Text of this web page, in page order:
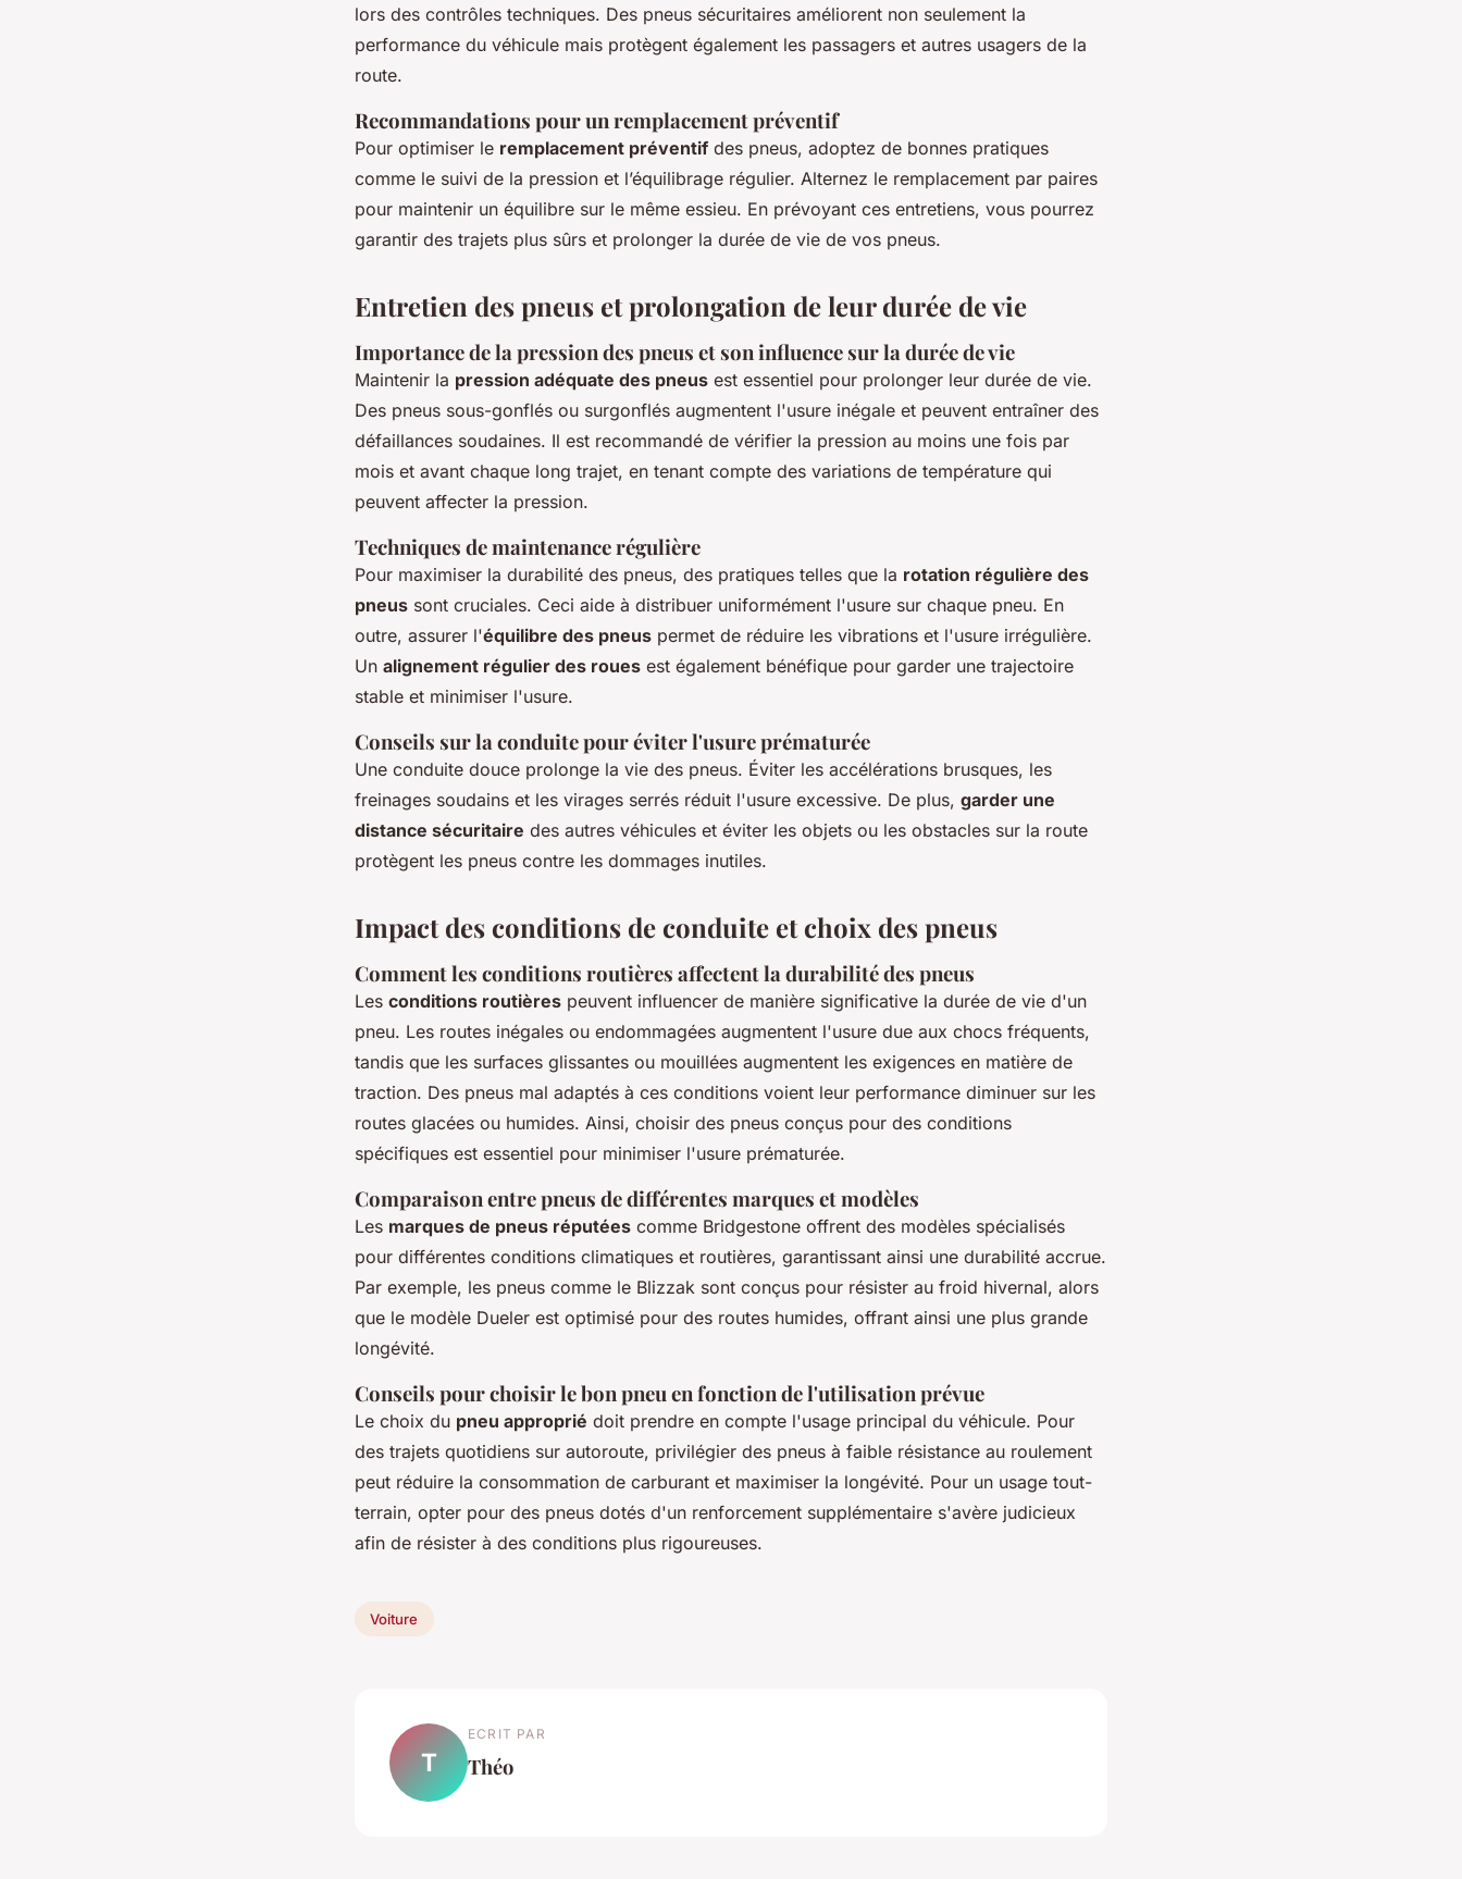
lors des contrôles techniques. Des pneus sécuritaires améliorent non seulement la
performance du véhicule mais protègent également les passagers et autres usagers de la
route.
Recommandations pour un remplacement préventif
Pour optimiser le remplacement préventif des pneus, adoptez de bonnes pratiques
comme le suivi de la pression et l’équilibrage régulier. Alternez le remplacement par paires
pour maintenir un équilibre sur le même essieu. En prévoyant ces entretiens, vous pourrez
garantir des trajets plus sûrs et prolonger la durée de vie de vos pneus.
Entretien des pneus et prolongation de leur durée de vie
Importance de la pression des pneus et son influence sur la durée de vie
Maintenir la pression adéquate des pneus est essentiel pour prolonger leur durée de vie.
Des pneus sous-gonflés ou surgonflés augmentent l'usure inégale et peuvent entraîner des
défaillances soudaines. Il est recommandé de vérifier la pression au moins une fois par
mois et avant chaque long trajet, en tenant compte des variations de température qui
peuvent affecter la pression.
Techniques de maintenance régulière
Pour maximiser la durabilité des pneus, des pratiques telles que la rotation régulière des
pneus sont cruciales. Ceci aide à distribuer uniformément l'usure sur chaque pneu. En
outre, assurer l'équilibre des pneus permet de réduire les vibrations et l'usure irrégulière.
Un alignement régulier des roues est également bénéfique pour garder une trajectoire
stable et minimiser l'usure.
Conseils sur la conduite pour éviter l'usure prématurée
Une conduite douce prolonge la vie des pneus. Éviter les accélérations brusques, les
freinages soudains et les virages serrés réduit l'usure excessive. De plus, garder une
distance sécuritaire des autres véhicules et éviter les objets ou les obstacles sur la route
protègent les pneus contre les dommages inutiles.
Impact des conditions de conduite et choix des pneus
Comment les conditions routières affectent la durabilité des pneus
Les conditions routières peuvent influencer de manière significative la durée de vie d'un
pneu. Les routes inégales ou endommagées augmentent l'usure due aux chocs fréquents,
tandis que les surfaces glissantes ou mouillées augmentent les exigences en matière de
traction. Des pneus mal adaptés à ces conditions voient leur performance diminuer sur les
routes glacées ou humides. Ainsi, choisir des pneus conçus pour des conditions
spécifiques est essentiel pour minimiser l'usure prématurée.
Comparaison entre pneus de différentes marques et modèles
Les marques de pneus réputées comme Bridgestone offrent des modèles spécialisés
pour différentes conditions climatiques et routières, garantissant ainsi une durabilité accrue.
Par exemple, les pneus comme le Blizzak sont conçus pour résister au froid hivernal, alors
que le modèle Dueler est optimisé pour des routes humides, offrant ainsi une plus grande
longévité.
Conseils pour choisir le bon pneu en fonction de l'utilisation prévue
Le choix du pneu approprié doit prendre en compte l'usage principal du véhicule. Pour
des trajets quotidiens sur autoroute, privilégier des pneus à faible résistance au roulement
peut réduire la consommation de carburant et maximiser la longévité. Pour un usage tout-
terrain, opter pour des pneus dotés d'un renforcement supplémentaire s'avère judicieux
afin de résister à des conditions plus rigoureuses.
Voiture
T
ECRIT PAR
Théo